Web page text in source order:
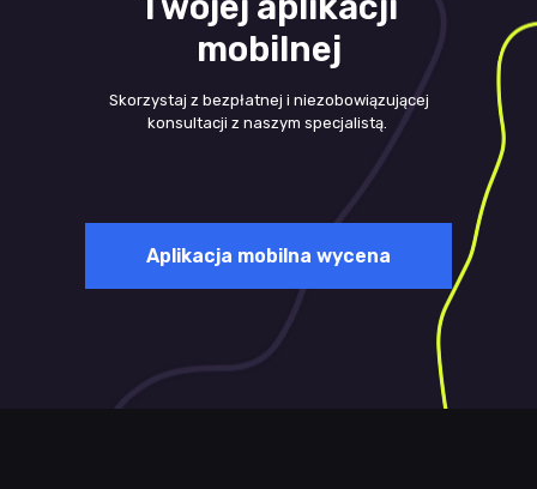
mobilnej
Skorzystaj z bezpłatnej i niezobowiązującej
konsultacji z naszym specjalistą.
Aplikacja mobilna wycena